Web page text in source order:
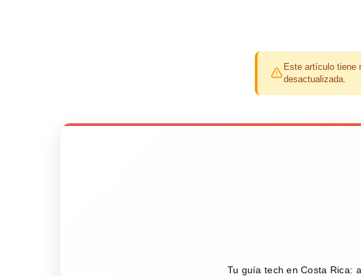
Este artículo tiene
desactualizada.
Tu guía tech en Costa Rica: